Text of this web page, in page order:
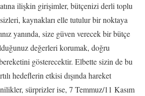
ilişkin girişimler, bütçenizi derli toplu
kaynakları elle tutulur bir noktaya
yanında, size güven verecek bir bütçe
değerleri korumak, doğru
gösterecektir. Elbette sizin de bu
hedeflerin etkisi dışında hareket
sürprizler ise, 7 Temmuz/11 Kasım